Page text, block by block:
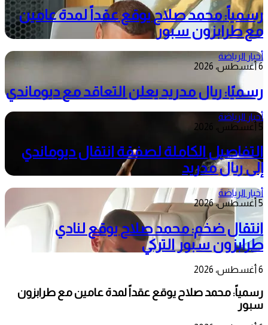
رسمياً: محمد صلاح يوقع عقداً لمدة عامين
مع طرابزون سبور
أخبار الرياضة
6 أغسطس، 2026
رسميًا: ريال مدريد يعلن التعاقد مع ديوماندي
أخبار الرياضة
5 أغسطس، 2026
التفاصيل الكاملة لصفقة انتقال ديوماندي
إلى ريال مدريد
أخبار الرياضة
5 أغسطس، 2026
انتقال ضخم: محمد صلاح يوقع لنادي
طرابزون سبور التركي
6 أغسطس، 2026
رسمياً: محمد صلاح يوقع عقداً لمدة عامين مع طرابزون
سبور